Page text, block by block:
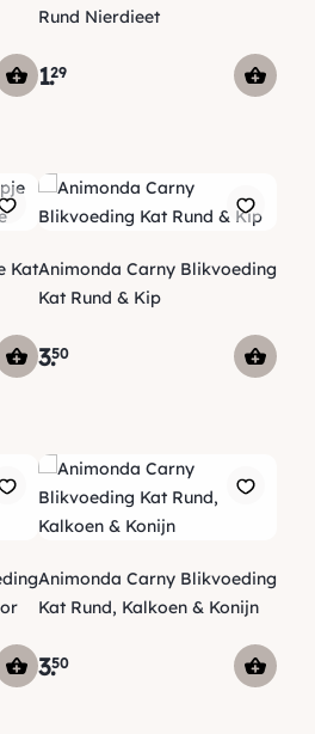
Rund Nierdieet
1.29
KatAnimonda Carny Blikvoeding
Kat Rund & Kip
3.50
Animonda Carny Blikvoeding
Kat Rund, Kalkoen & Konijn
3.50